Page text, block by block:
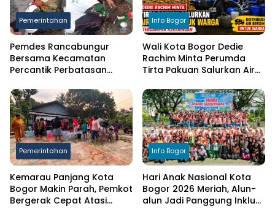
Pemerintahan
Pemdes Rancabungur
Bersama Kecamatan
Percantik Perbatasan
Putih Sambut HUT RI ke-81
Info Bogor
Wali Kota Bogor Dedie
Rachim Minta Perumda
Tirta Pakuan Salurkan Air
Terdampak Kekeringan
Pemerintahan
Kemarau Panjang Kota
Bogor Makin Parah, Pemkot
Bergerak Cepat Atasi
Info Bogor
Hari Anak Nasional Kota
Bogor 2026 Meriah, Alun-
alun Jadi Panggung Inklusi